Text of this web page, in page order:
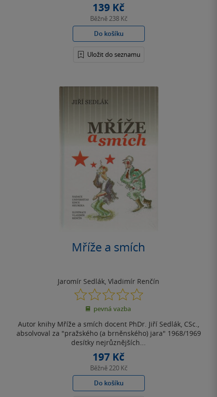
139 Kč
Běžně238 Kč
Do košíku
Uložit do seznamu
Mříže a smích
Jaromír Sedlák, Vladimír Renčín
0.0
z
5
pevná vazba
Autor knihy Mříže a smích docent PhDr. Jiří Sedlák, CSc.,
absolvoval za "pražského (a brněnského) jara" 1968/1969
desítky nejrůznějších...
197 Kč
Běžně220 Kč
Do košíku